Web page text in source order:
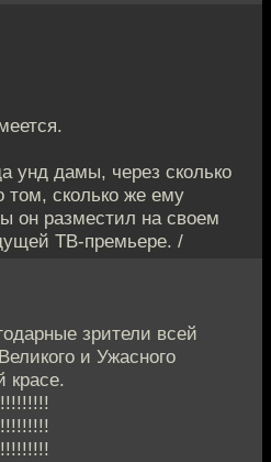
унд дамы, через сколько
том, сколько же ему
он разместил на своем
ТВ-премьере. /
зрители всей
и Ужасного
красе.